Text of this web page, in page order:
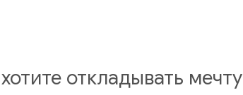
откладывать мечту